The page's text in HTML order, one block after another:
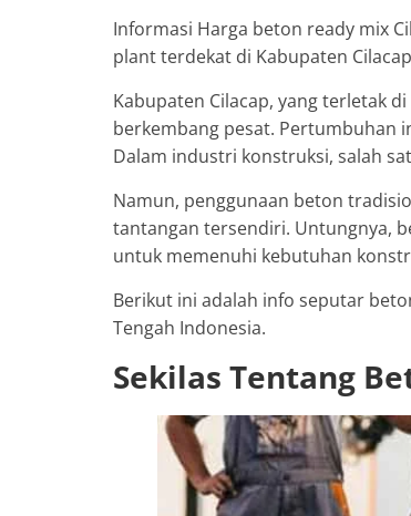
Informasi Harga beton ready mix
plant terdekat di Kabupaten
Kabupaten Cilacap, yang terletak
berkembang pesat. Pertumbuhan
Dalam industri konstruksi, salah
Namun, penggunaan beton
tantangan tersendiri. Untungnya,
untuk memenuhi kebutuhan
Berikut ini adalah info seputar
Tengah Indonesia.
Sekilas Tentang